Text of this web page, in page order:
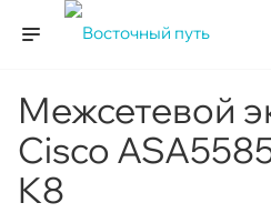
Межсетевой
Cisco
K8